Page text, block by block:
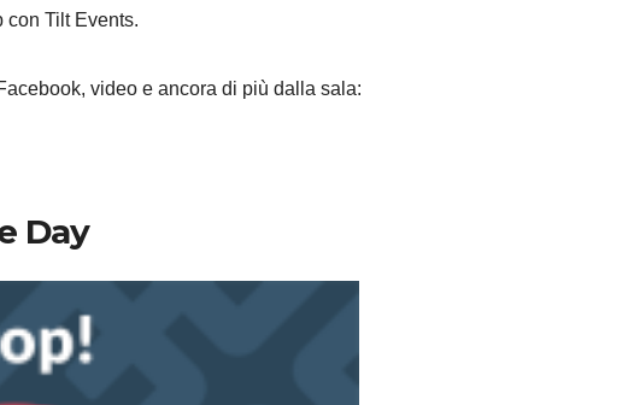
con Tilt Events.
video e ancora di più dalla sala:
Day